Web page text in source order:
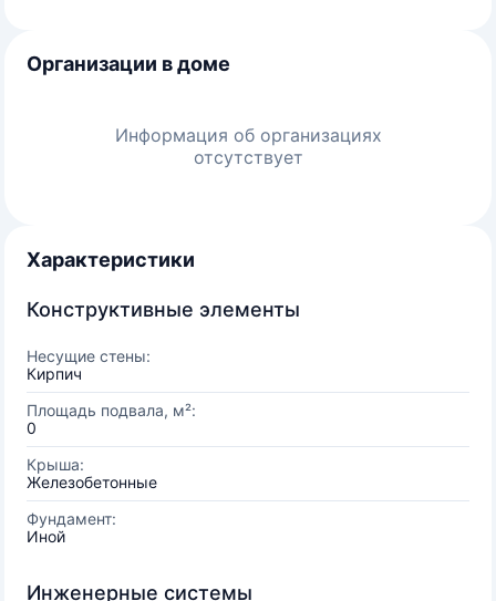
Организации в доме
Информация об организациях
отсутствует
Характеристики
Конструктивные элементы
Несущие стены:
Кирпич
Площадь подвала, м²:
0
Крыша:
Железобетонные
Фундамент:
Иной
Инженерные системы